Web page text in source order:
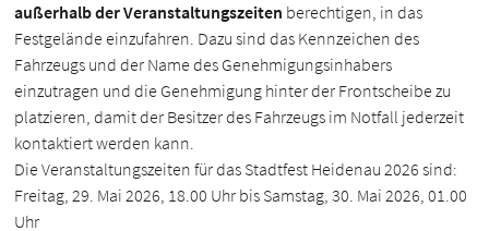
außerhalb der Veranstaltungszeiten berechtigen, in das
Festgelände einzufahren. Dazu sind das Kennzeichen des
Fahrzeugs und der Name des Genehmigungsinhabers
einzutragen und die Genehmigung hinter der Frontscheibe zu
platzieren, damit der Besitzer des Fahrzeugs im Notfall jederzeit
kontaktiert werden kann.
Die Veranstaltungszeiten für das Stadtfest Heidenau 2026 sind:
Freitag, 29. Mai 2026, 18.00 Uhr bis Samstag, 30. Mai 2026, 01.00
Uhr